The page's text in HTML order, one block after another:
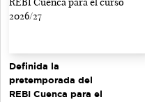
Definida la
pretemporada del
REBI Cuenca para el